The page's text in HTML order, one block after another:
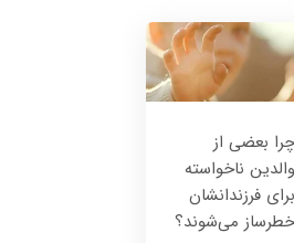
چرا بعضی از
والدین ناخواسته
برای فرزندانشان
خطرساز می‌شوند؟